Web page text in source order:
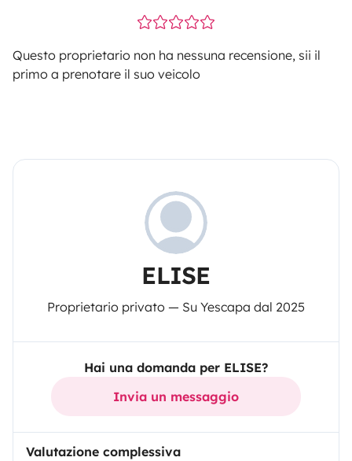
Questo proprietario non ha nessuna recensione, sii il
primo a prenotare il suo veicolo
ELISE
Proprietario privato — Su Yescapa dal 2025
Hai una domanda per ELISE?
Invia un messaggio
Valutazione complessiva